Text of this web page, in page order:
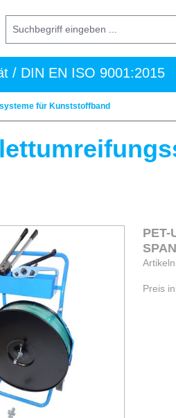
/ DIN EN ISO 9001:2015
für Kunststoffband
PET-
Preis